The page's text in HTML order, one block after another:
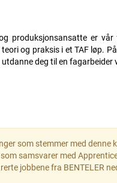
produksjonsansatte er
og praksis i et TAF løp.
deg til en fagarbeider
som stemmer med denne
samsvarer med
jobbene fra BENTELER